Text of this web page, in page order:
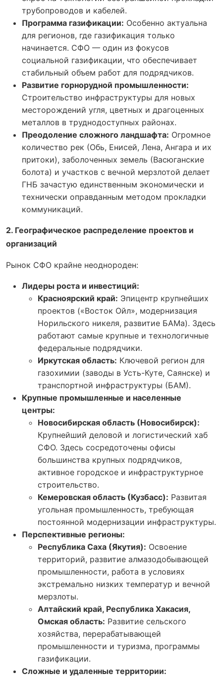
трубопроводов и кабелей.
Программа газификации: Особенно актуальна
для регионов, где газификация только
начинается. СФО — один из фокусов
социальной газификации, что обеспечивает
стабильный объем работ для подрядчиков.
Развитие горнорудной промышленности:
Строительство инфраструктуры для новых
месторождений угля, цветных и драгоценных
металлов в труднодоступных районах.
Преодоление сложного ландшафта: Огромное
количество рек (Обь, Енисей, Лена, Ангара и их
притоки), заболоченных земель (Васюганские
болота) и участков с вечной мерзлотой делает
ГНБ зачастую единственным экономически и
технически оправданным методом прокладки
коммуникаций.
2. Географическое распределение проектов и
организаций
Рынок СФО крайне неоднороден:
Лидеры роста и инвестиций:
Красноярский край: Эпицентр крупнейших
проектов («Восток Ойл», модернизация
Норильского никеля, развитие БАМа). Здесь
работают самые крупные и технологичные
федеральные подрядчики.
Иркутская область: Ключевой регион для
газохимии (заводы в Усть-Куте, Саянске) и
транспортной инфраструктуры (БАМ).
Крупные промышленные и населенные
центры:
Новосибирская область (Новосибирск):
Крупнейший деловой и логистический хаб
СФО. Здесь сосредоточены офисы
большинства крупных подрядчиков,
активное городское и инфраструктурное
строительство.
Кемеровская область (Кузбасс): Развитая
угольная промышленность, требующая
постоянной модернизации инфраструктуры.
Перспективные регионы:
Республика Саха (Якутия): Освоение
территорий, развитие алмазодобывающей
промышленности, работа в условиях
экстремально низких температур и вечной
мерзлоты.
Алтайский край, Республика Хакасия,
Омская область: Развитие сельского
хозяйства, перерабатывающей
промышленности и туризма, программы
газификации.
Сложные и удаленные территории: